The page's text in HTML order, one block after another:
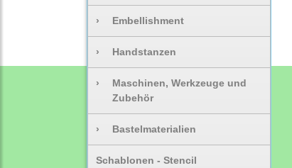
› Embellishment
› Handstanzen
›
Maschinen, Werkzeuge und
Zubehör
› Bastelmaterialien
Schablonen - Stencil